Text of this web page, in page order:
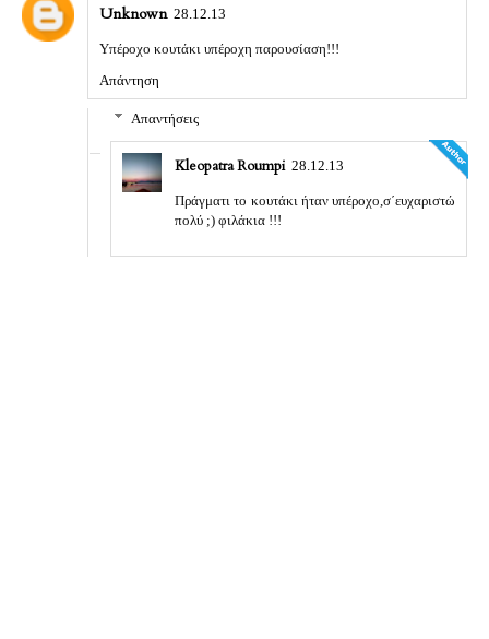
Unknown 28.12.13
Υπέροχο κουτάκι υπέροχη παρουσίαση!!!
Απάντηση
Απαντήσεις
Kleopatra Roumpi 28.12.13
Πράγματι το κουτάκι ήταν υπέροχο,σ΄ευχαριστώ
πολύ ;) φιλάκια !!!